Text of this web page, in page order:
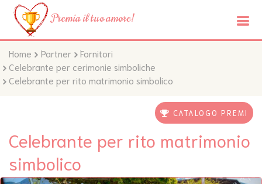
Premia il tuo amore!
Home Partner
Fornitori
Celebrante per cerimonie simboliche
Celebrante per rito matrimonio simbolico
CATALOGO PREMI
Celebrante per rito matrimonio
simbolico